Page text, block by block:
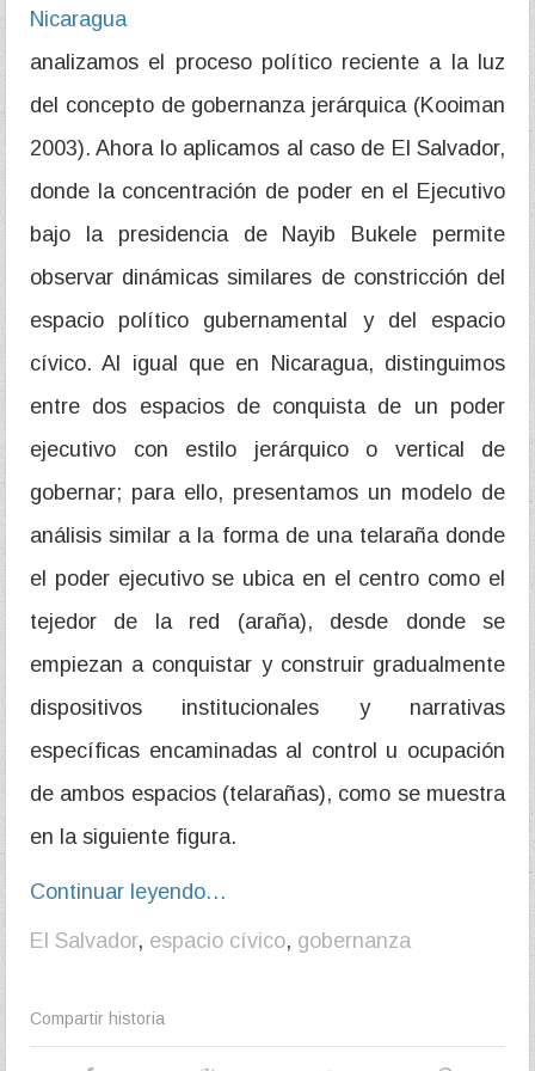
Nicaragua
analizamos el proceso político reciente a la luz
del concepto de gobernanza jerárquica (Kooiman
2003). Ahora lo aplicamos al caso de El Salvador,
donde la concentración de poder en el Ejecutivo
bajo la presidencia de Nayib Bukele permite
observar dinámicas similares de constricción del
espacio político gubernamental y del espacio
cívico. Al igual que en Nicaragua, distinguimos
entre dos espacios de conquista de un poder
ejecutivo con estilo jerárquico o vertical de
gobernar; para ello, presentamos un modelo de
análisis similar a la forma de una telaraña donde
el poder ejecutivo se ubica en el centro como el
tejedor de la red (araña), desde donde se
empiezan a conquistar y construir gradualmente
dispositivos institucionales y narrativas
específicas encaminadas al control u ocupación
de ambos espacios (telarañas), como se muestra
en la siguiente figura.
Continuar leyendo…
El Salvador, espacio cívico, gobernanza
Compartir historia